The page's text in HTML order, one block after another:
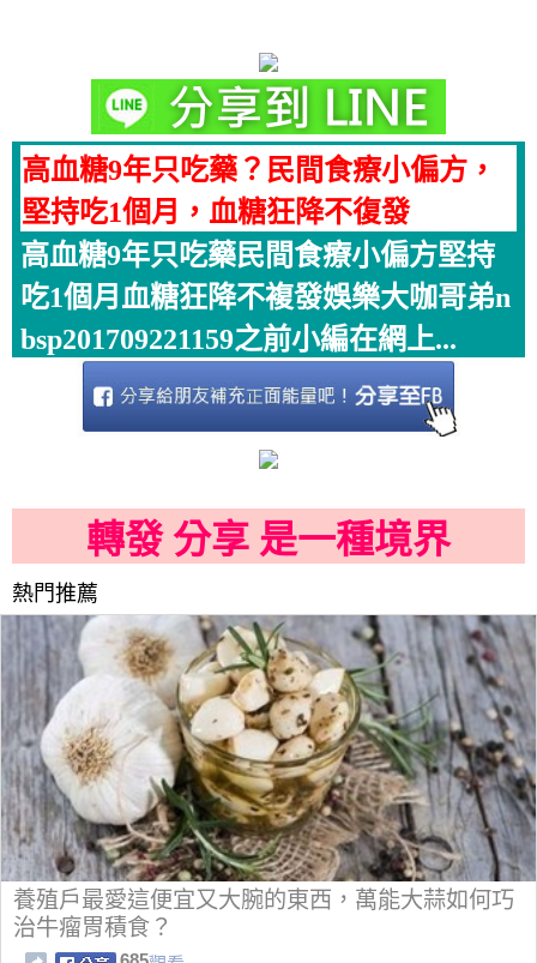
高血糖9年只吃藥？民間食療小偏方，
堅持吃1個月，血糖狂降不復發
高血糖9年只吃藥民間食療小偏方堅持
吃1個月血糖狂降不複發娛樂大咖哥弟n
bsp201709221159之前小編在網上...
轉發 分享 是一種境界
熱門推薦
養殖戶最愛這便宜又大腕的東西，萬能大蒜如何巧
治牛瘤胃積食？